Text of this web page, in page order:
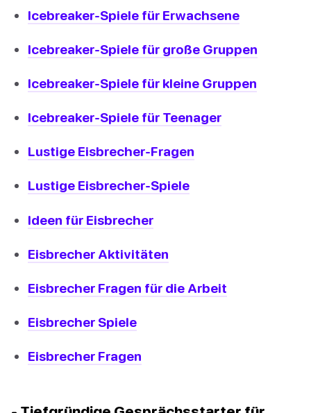
Icebreaker-Spiele für Erwachsene
Icebreaker-Spiele für große Gruppen
Icebreaker-Spiele für kleine Gruppen
Icebreaker-Spiele für Teenager
Lustige Eisbrecher-Fragen
Lustige Eisbrecher-Spiele
Ideen für Eisbrecher
Eisbrecher Aktivitäten
Eisbrecher Fragen für die Arbeit
Eisbrecher Spiele
Eisbrecher Fragen